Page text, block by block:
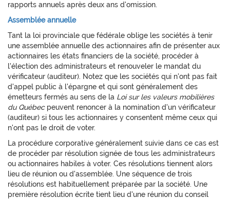
rapports annuels après deux ans d'omission.
Assemblée annuelle
Tant la loi provinciale que fédérale oblige les sociétés à tenir
une assemblée annuelle des actionnaires afin de présenter aux
actionnaires les états financiers de la société, procéder à
l'élection des administrateurs et renouveler le mandat du
vérificateur (auditeur). Notez que les sociétés qui n'ont pas fait
d'appel public à l'épargne et qui sont généralement des
émetteurs fermés au sens de la Loi sur les valeurs mobilières
duQuébecpeuvent renoncer à la nomination d'un vérificateur
(auditeur) si tous les actionnaires y consentent même ceux qui
n'ont pas le droit de voter.
La procédure corporative généralement suivie dans ce cas est
de procéder par résolution signée de tous les administrateurs
ou actionnaires habiles à voter. Ces résolutions tiennent alors
lieu de réunion ou d'assemblée. Une séquence de trois
résolutions est habituellement préparée par la société. Une
première résolution écrite tient lieu d'une réunion du conseil